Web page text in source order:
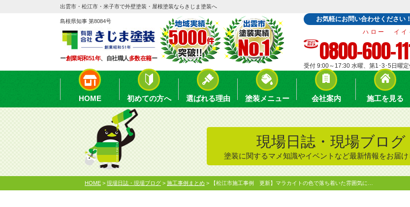
出雲市・松江市・米子市で外壁塗装・屋根塗装ならきじま塗装へ
島根県知事 第8084号
ー創業昭和51年、自社職人多数在籍ー
お気軽にお問い合わせください！
0800-600-
ハロー イイ
受付 9:00～17:30 水曜、第1･3･5日曜
HOME 初めての方へ 選ばれる理由 塗装メニュー 会社案内 施工を見る
現場日誌・現場ブログ
塗装に関するマメ知識やイベントなど最新情報をお届け
HOME > 現場日誌・現場ブログ > 施工事例まとめ > 【松江市施工事例 更新】マラカイトの色で落ち着いた雰囲気に…